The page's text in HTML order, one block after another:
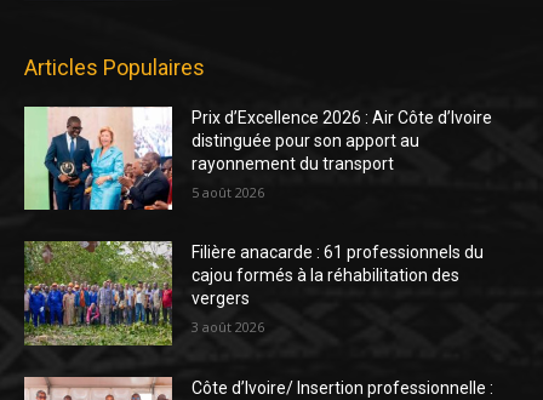
Articles Populaires
Prix d’Excellence 2026 : Air Côte d’Ivoire
distinguée pour son apport au
rayonnement du transport
5 août 2026
Filière anacarde : 61 professionnels du
cajou formés à la réhabilitation des
vergers
3 août 2026
Côte d’Ivoire/ Insertion professionnelle :